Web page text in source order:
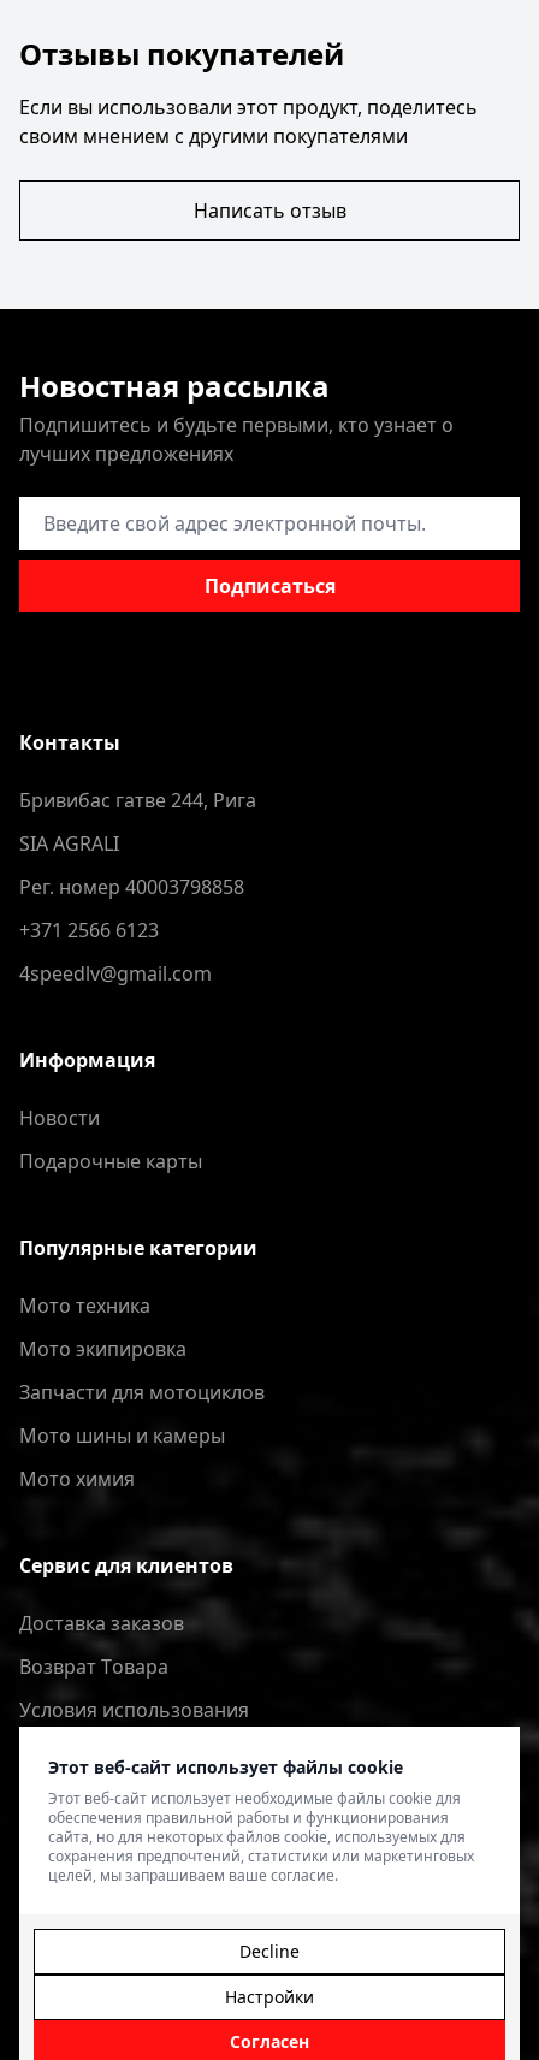
Этот веб-сайт использует файлы cookie
Этот веб-сайт использует необходимые файлы cookie для
обеспечения правильной работы и функционирования
сайта, но для некоторых файлов cookie, используемых для
сохранения предпочтений, статистики или маркетинговых
целей, мы запрашиваем ваше согласие.
Согласен
Настройки
Decline
Отзывы покупателей
Если вы использовали этот продукт, поделитесь
своим мнением с другими покупателями
Написать отзыв
Новостная рассылка
Подпишитесь и будьте первыми, кто узнает о
лучших предложениях
Адрес электронной почты
Подписаться
Контакты
Бривибас гатве 244, Рига
SIA AGRALI
Рег. номер 40003798858
+371 2566 6123
4speedlv@gmail.com
Информация
Новости
Подарочные карты
Популярные категории
Мото техника
Мото экипировка
Запчасти для мотоциклов
Мото шины и камеры
Мото химия
Сервис для клиентов
Доставка заказов
Bозврат Tовара
Условия использования
Политика конфиденциальности
© 2026 4SPEED.LV. Visas tiesības aizsargātas.
veikala izveide - Magecode.